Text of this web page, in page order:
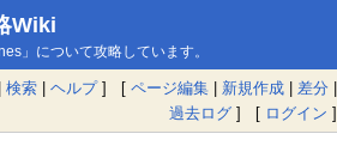
Wiki
」について攻略しています。
| 検索 | ヘルプ] [ ページ編集 | 新規作成 | 差分 |
過去ログ ] [ ログイン ]